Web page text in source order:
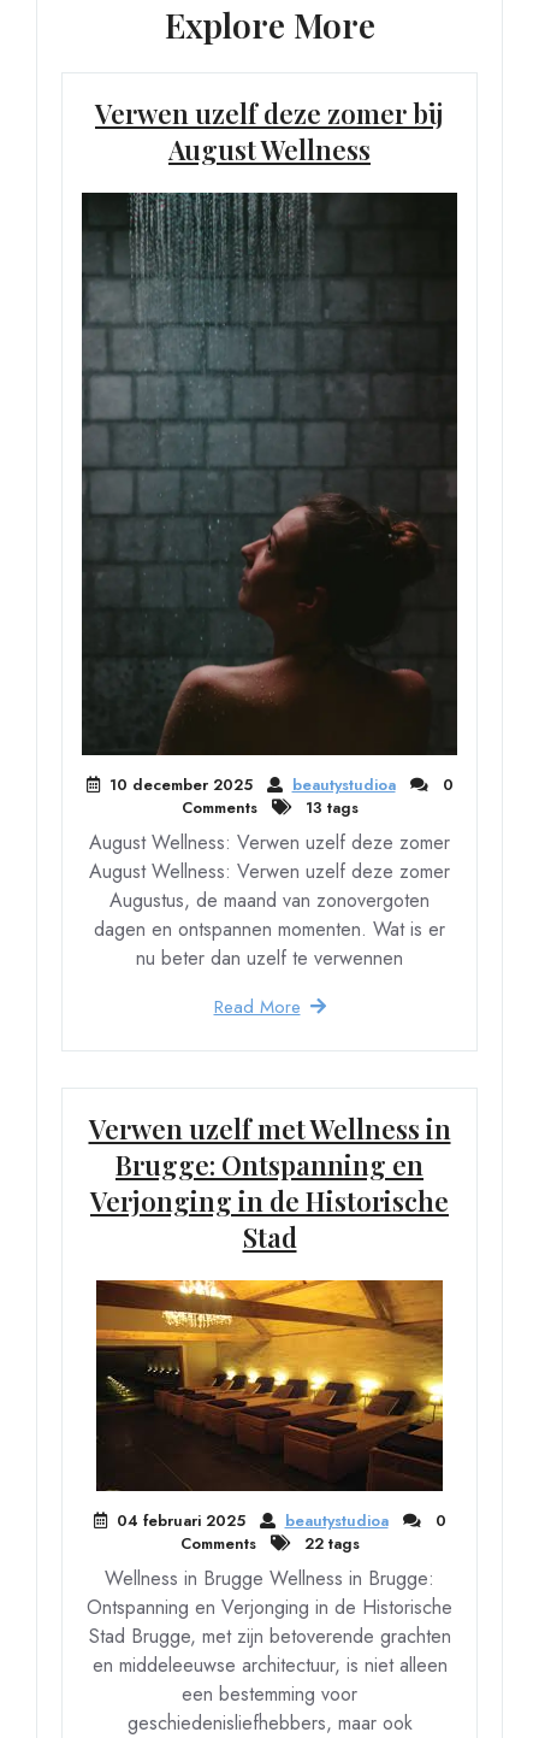
Explore More
Verwen uzelf deze zomer bij
August Wellness
10 december 2025 beautystudioa
0
Comments
13 tags
August Wellness: Verwen uzelf deze zomer
August Wellness: Verwen uzelf deze zomer
Augustus, de maand van zonovergoten
dagen en ontspannen momenten. Wat is er
nu beter dan uzelf te verwennen
Read More
Verwen uzelf met Wellness in
Brugge: Ontspanning en
Verjonging in de Historische
Stad
04 februari 2025 beautystudioa
0
Comments
22 tags
Wellness in Brugge Wellness in Brugge:
Ontspanning en Verjonging in de Historische
Stad Brugge, met zijn betoverende grachten
en middeleeuwse architectuur, is niet alleen
een bestemming voor
geschiedenisliefhebbers, maar ook